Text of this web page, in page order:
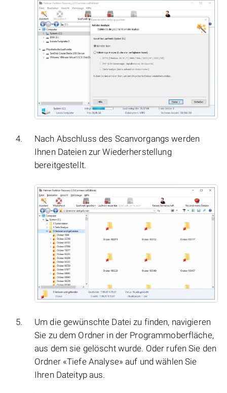
Nach Abschluss des Scanvorgangs werden
Ihnen Dateien zur Wiederherstellung
bereitgestellt.
Um die gewünschte Datei zu finden, navigieren
Sie zu dem Ordner in der Programmoberfläche,
aus dem sie gelöscht wurde. Oder rufen Sie den
Ordner «Tiefe Analyse» auf und wählen Sie
Ihren Dateityp aus.